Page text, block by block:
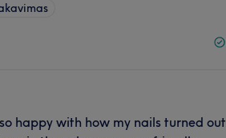
happy with how my nails turned out